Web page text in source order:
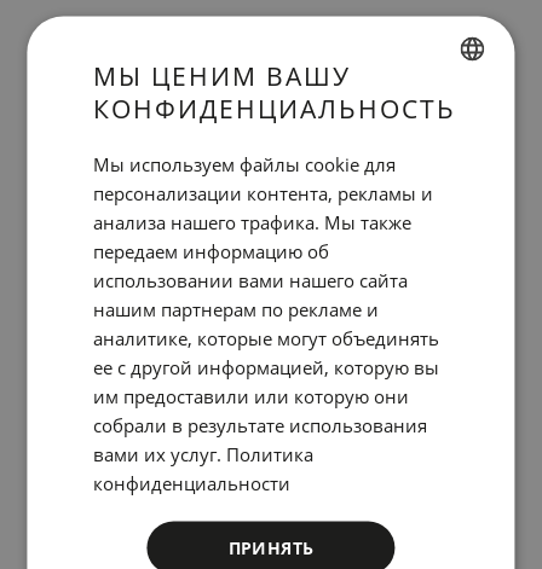
Бесплатный Wi-Fi
SPANISH
CATALAN
GERMAN
МЫ ЦЕНИМ ВАШУ
КОНФИДЕНЦИАЛЬНОСТЬ
Мы используем файлы cookie для
персонализации контента, рекламы и
анализа нашего трафика. Мы также
передаем информацию об
использовании вами нашего сайта
нашим партнерам по рекламе и
аналитике, которые могут объединять
ее с другой информацией, которую вы
им предоставили или которую они
собрали в результате использования
вами их услуг. Политика
конфиденциальности
ПРИНЯТЬ